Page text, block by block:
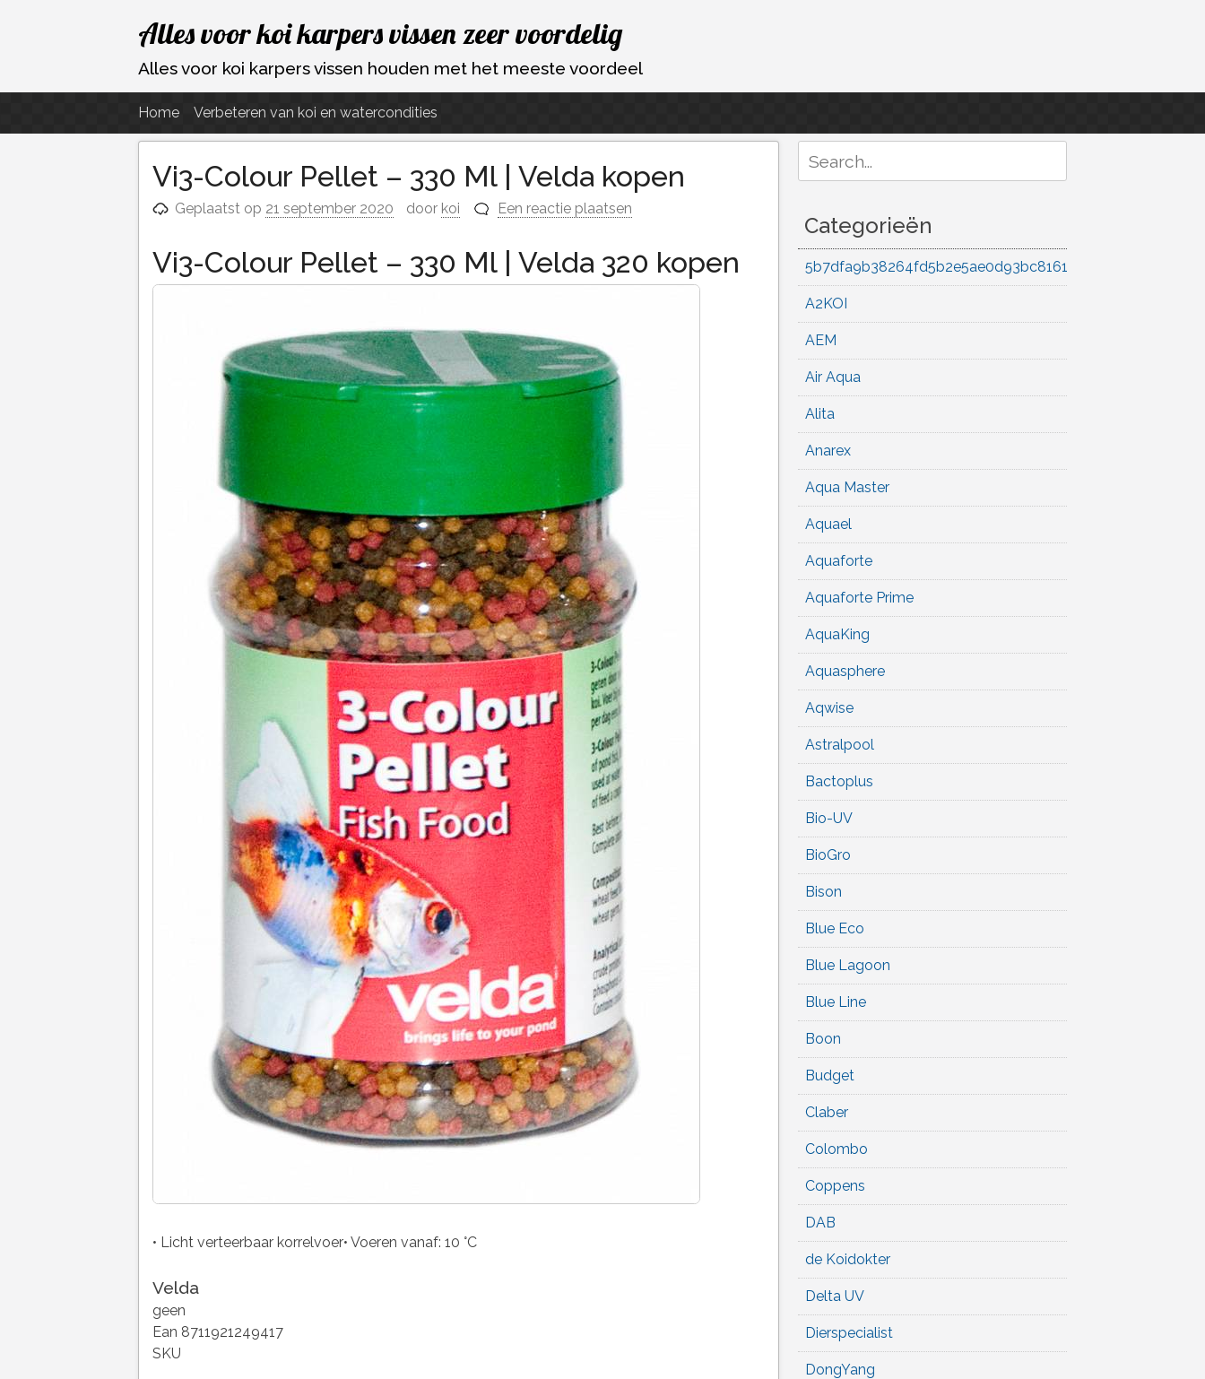
Ga
naar
de
Alles voor koi karpers vissen zeer voordelig
Alles voor koi karpers vissen houden met het meeste voordeel
Home Verbeteren van koi en watercondities
Vi3-Colour Pellet – 330 Ml | Velda kopen
Geplaatst op 21 september 2020 door koi Een reactie plaatsen
Vi3-Colour Pellet – 330 Ml | Velda 320 kopen
• Licht verteerbaar korrelvoer• Voeren vanaf: 10 °C
Velda
geen
Ean 8711921249417
SKU
for:
Categorieën
5b7dfa9b38264fd5b2e5ae0d93bc8161
A2KOI
AEM
Air Aqua
Alita
Anarex
Aqua Master
Aquael
Aquaforte
Aquaforte Prime
AquaKing
Aquasphere
Aqwise
Astralpool
Bactoplus
Bio-UV
BioGro
Bison
Blue Eco
Blue Lagoon
Blue Line
Boon
Budget
Claber
Colombo
Coppens
DAB
de Koidokter
Delta UV
Dierspecialist
DongYang